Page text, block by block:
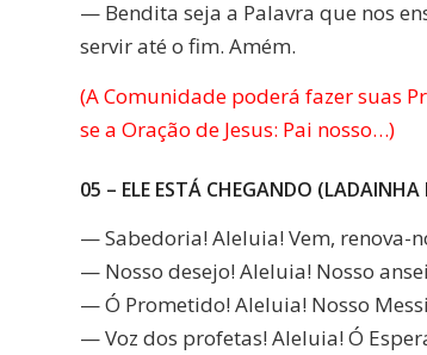
— Bendita seja a Palavra que nos
servir até o fim. Amém.
(A Comunidade poderá fazer suas
se a Oração de Jesus: Pai nosso…)
05 – ELE ESTÁ CHEGANDO
— Sabedoria! Aleluia! Vem, renova-
— Nosso desejo! Aleluia! Nosso
— Ó Prometido! Aleluia! Nosso
— Voz dos profetas! Aleluia! Ó